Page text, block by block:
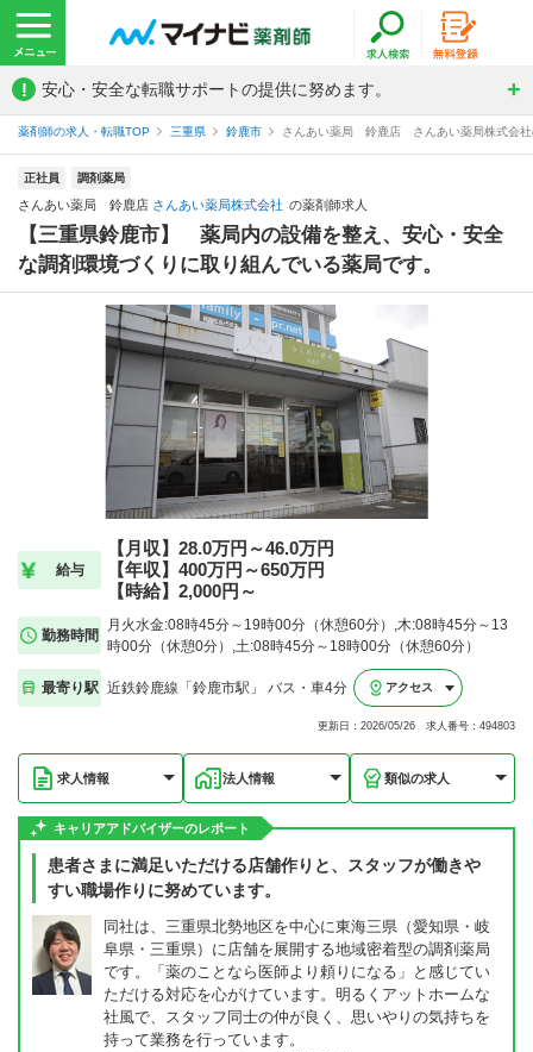
! 安心・安全な転職サポートの提供に努めます。
薬剤師の求人・転職TOP 三重県 鈴鹿市 さんあい薬局 鈴鹿店 さんあい薬局株式会社
正社員 調剤薬局
さんあい薬局 鈴鹿店 さんあい薬局株式会社 の薬剤師求人
【三重県鈴鹿市】 薬局内の設備を整え、安心・安全
な調剤環境づくりに取り組んでいる薬局です。
給与
【月収】28.0万円～46.0万円
【年収】400万円～650万円
【時給】2,000円～
勤務時間
月火水金:08時45分～19時00分（休憩60分）,木:08時45分～13
時00分（休憩0分）,土:08時45分～18時00分（休憩60分）
最寄り駅 近鉄鈴鹿線「鈴鹿市駅」 バス・車4分 アクセス
更新日：2026/05/26 求人番号：494803
求人情報 法人情報 類似の求人
キャリアアドバイザーのレポート
患者さまに満足いただける店舗作りと、スタッフが働きや
すい職場作りに努めています。
同社は、三重県北勢地区を中心に東海三県（愛知県・岐
阜県・三重県）に店舗を展開する地域密着型の調剤薬局
です。「薬のことなら医師より頼りになる」と感じてい
ただける対応を心がけています。明るくアットホームな
社風で、スタッフ同士の仲が良く、思いやりの気持ちを
持って業務を行っています。